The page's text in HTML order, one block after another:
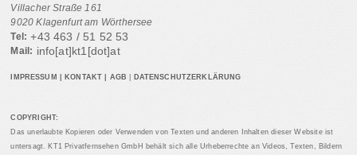
Villacher Straße 161
9020 Klagenfurt am Wörthersee
Tel: +43 463 / 51 52 53
Mail: info[at]kt1[dot]at
IMPRESSUM KONTAKT AGB DATENSCHUTZERKLÄRUNG
COPYRIGHT:
Das unerlaubte Kopieren oder Verwenden von Texten und anderen Inhalten dieser Website ist
untersagt. KT1 Privatfernsehen GmbH behält sich alle Urheberrechte an Videos, Texten, Bildern